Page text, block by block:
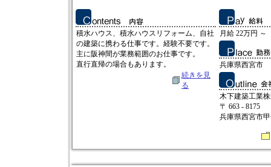
積水ハウス、積水ハウスリフォーム、自社
の建築に携わる仕事です。経験不要です。
主に阪神間が業務範囲のお仕事です。
直行直帰の場合もあります。
続きを見
る
月給 22万円 ～
兵庫県西宮市
木下建築工業
〒 663 - 8175
兵庫県西宮市